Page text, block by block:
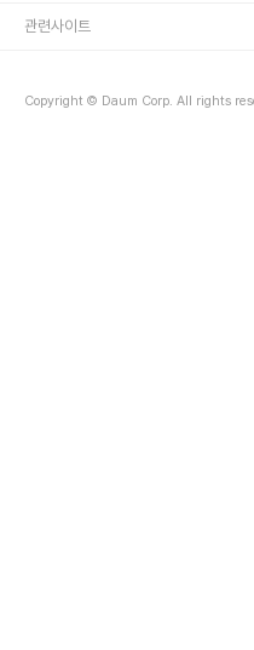
버리는 정신머리까지. 아, 저는 직원이 아
리고 이 흥은.... 엉뚱하게..
Copyright © Daum Corp. All rights
관련사이트